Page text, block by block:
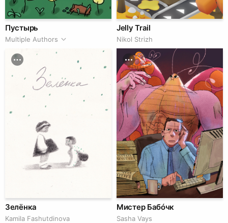
Пустырь
Multiple Authors
Jelly Trail
Nikol Strizh
Зелёнка
Kamila Fashutdinova
Мистер Бабóчк
Sasha Vays